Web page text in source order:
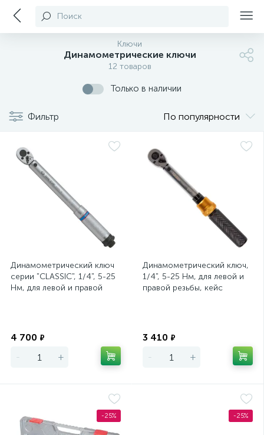
Поиск
Ключи
Динамометрические ключи
12 товаров
Только в наличии
Фильтр По популярности
Динамометрический ключ
серии "CLASSIC", 1/4", 5-25
Hм, для левой и правой
4 700 ₽
- +
Динамометрический ключ,
1/4", 5-25 Hм, для левой и
правой резьбы, кейс
3 410 ₽
- +
-25% -25%